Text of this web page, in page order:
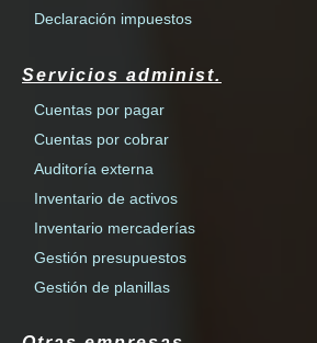
Declaración impuestos
Servicios administ.
Cuentas por pagar
Cuentas por cobrar
Auditoría externa
Inventario de activos
Inventario mercaderías
Gestión presupuestos
Gestión de planillas